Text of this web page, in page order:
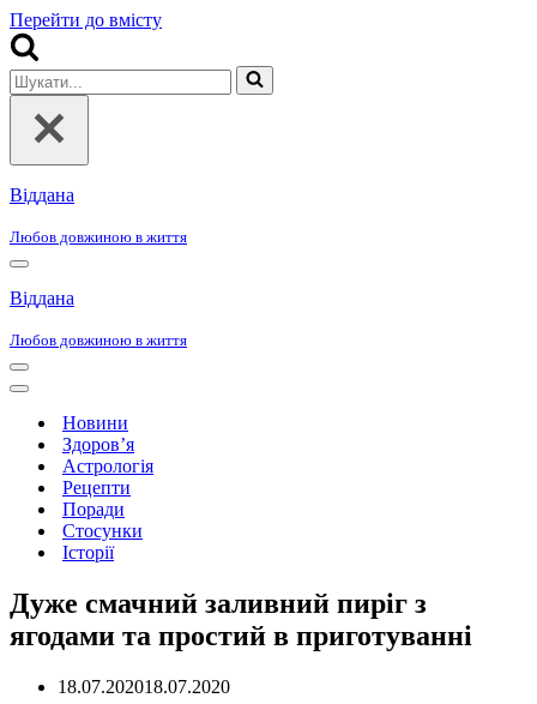
Перейти до вмісту
Шукати...
Віддана
Любов довжиною в життя
Меню
навігації
Віддана
Любов довжиною в життя
Меню
навігації
Меню
навігаціїНовини
Здоров’я
Астрологія
Рецепти
Поради
Стосунки
Історії
Дуже смачний заливний пиріг з
ягодами та простий в приготуванні
18.07.202018.07.2020